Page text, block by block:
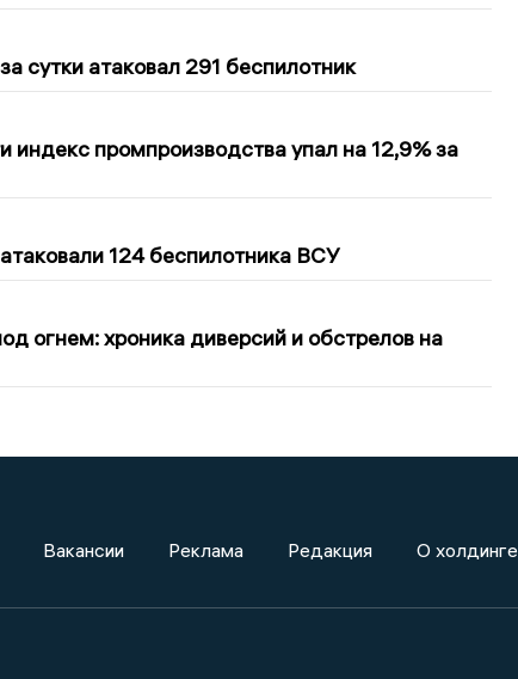
сутки атаковал 291 беспилотник
индекс промпроизводства упал на 12,9% за
124 беспилотника ВСУ
огнем: хроника диверсий и обстрелов на
Вакансии Реклама Редакция О холдинге